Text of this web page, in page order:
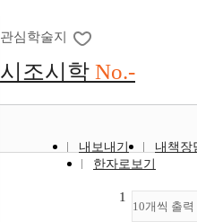
관심학술지
시조시학 No.-
내보내기
내책장
한자로보기
10개씩 출력
1